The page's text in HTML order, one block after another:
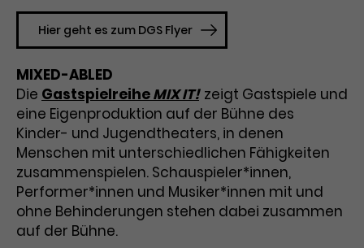
Anbieter Google Analytics
Zweck
Dieses Cookie wird von Google
Analytics installiert. Das Cookie
wird verwendet, um Informationen
darüber zu speichern, wie
Besucher*innen eine Website
nutzen, und hilft bei der Erstellung
eines Analyseberichts über die
Performance der Website. Die
erhobenen Daten umfassen in
Website gelangt sind.
Name _gcl_aw
Anbieter Google Ads
Laufzeit 3 Monate
Zweck
Dieses Cookie speichert
Informationen zu Werbeklicks und
dient der Zuordnung von
Hier geht es zum DGS Flyer
MIXED-ABLED
Die GastspielreiheMIX IT! zeigt Gastspiele und
eine Eigenproduktion auf der Bühne des
Kinder- und Jugendtheaters, in denen
Menschen mit unterschiedlichen Fähigkeiten
zusammenspielen. Schauspieler*innen,
Performer*innen und Musiker*innen mit und
ohne Behinderungen stehen dabei zusammen
auf der Bühne.